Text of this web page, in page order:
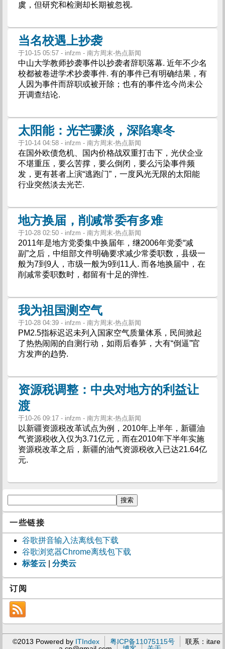
虞，但研究和检测却长期被忽视.
当名校遇上抄袭
于10-15 05:57 - infzm - 南方周末-热点新闻
中山大学教师抄袭事件以抄袭者辞职落幕. 近年不少名
校都被卷进学术抄袭事件. 有的事件已有明确结果，有
人因为事件而辞职或被开除；也有的事件迄今尚未公
开调查结论.
太阳能：光芒骤淡，深陷寒冬
于10-14 04:58 - infzm - 南方周末-热点新闻
在国外欧债危机、国内价格战双重打击下，光伏企业
不堪重压，要么苦撑，要么倒闭，要么污染事件频
发，更有甚者上演“逃跑门”，一度风光无限的太阳能
行业突然淡去光芒.
地方换届，削减常委有多难
于10-28 02:50 - infzm - 南方周末-热点新闻
2011年是地方党委集中换届年，继2006年党委“减
副”之后，中组部文件明确要求减少常委职数，县级一
般为7到9人，市级一般为9到11人. 而各地换届中，在
削减常委职数时，都留有十足的弹性.
我为祖国测空气
于10-28 04:39 - infzm - 南方周末-热点新闻
PM2.5指标迟迟未列入国家空气质量体系，民间掀起
了热热闹闹的自测行动，如雨后春笋，大有“倒逼”官
方发声的趋势.
资源税调整：中央对地方的利益让
渡
于10-26 09:17 - infzm - 南方周末-热点新闻
以新疆资源税改革试点为例，2010年上半年，新疆油
气资源税收入仅为3.71亿元，而在2010年下半年实施
资源税改革之后，新疆的油气资源税收入已达21.64亿
元.
一些链接
谷歌拼音输入法离线包下载
谷歌浏览器Chrome离线包下载
标签云
分类云
订阅
©2013 Powered by ITIndex 粤ICP备11075115号 联系： itare